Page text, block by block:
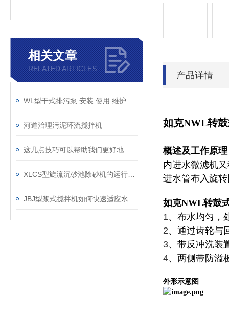
相关文章
RELATED ARTICLES
河道治理污泥环流搅拌机
产品详情
如克NWL转
概述及工作原理
内进水微滤机
进水管布入旋
如克NWL转鼓
1、布水均匀，
2、通过齿轮与
3、带反冲洗装
4、两侧带防溢
外形示意图